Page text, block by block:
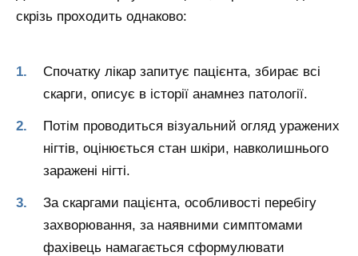
скрізь проходить однаково:
Спочатку лікар запитує пацієнта, збирає всі
скарги, описує в історії анамнез патології.
Потім проводиться візуальний огляд уражених
нігтів, оцінюється стан шкіри, навколишнього
заражені нігті.
За скаргами пацієнта, особливості перебігу
захворювання, за наявними симптомами
фахівець намагається сформулювати